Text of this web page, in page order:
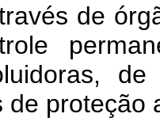
de
de proteção